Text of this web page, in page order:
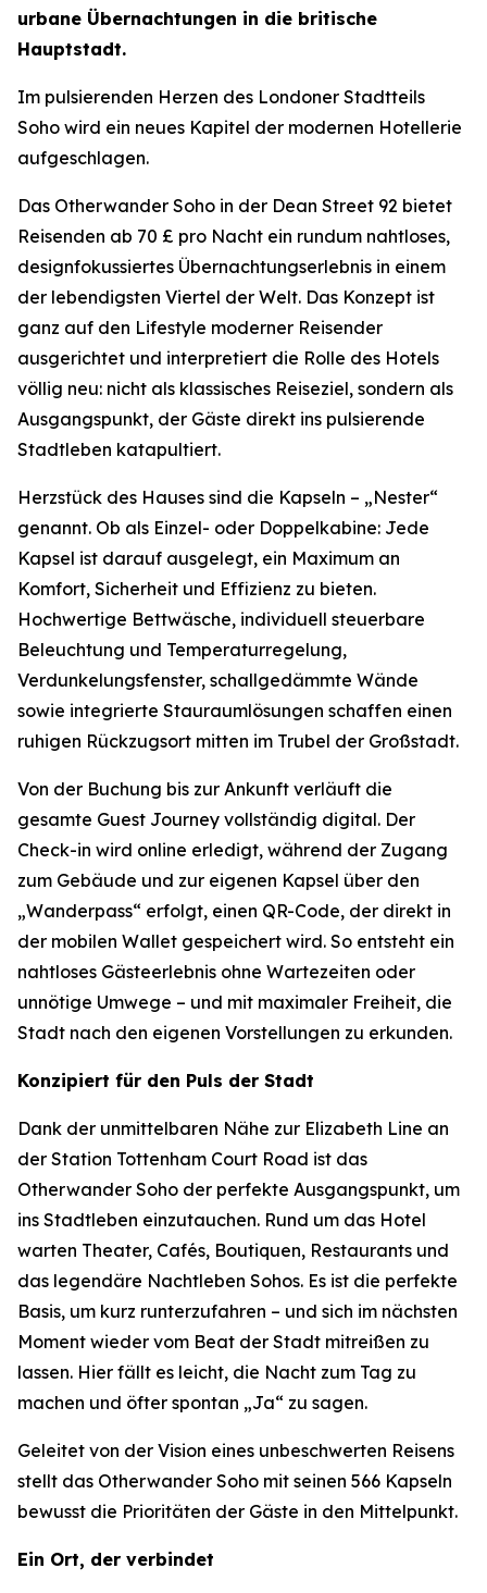
urbane Übernachtungen in die britische
Hauptstadt.
Im pulsierenden Herzen des Londoner Stadtteils
Soho wird ein neues Kapitel der modernen Hotellerie
aufgeschlagen.
Das Otherwander Soho in der Dean Street 92 bietet
Reisenden ab 70 £ pro Nacht ein rundum nahtloses,
designfokussiertes Übernachtungserlebnis in einem
der lebendigsten Viertel der Welt. Das Konzept ist
ganz auf den Lifestyle moderner Reisender
ausgerichtet und interpretiert die Rolle des Hotels
völlig neu: nicht als klassisches Reiseziel, sondern als
Ausgangspunkt, der Gäste direkt ins pulsierende
Stadtleben katapultiert.
Herzstück des Hauses sind die Kapseln – „Nester“
genannt. Ob als Einzel- oder Doppelkabine: Jede
Kapsel ist darauf ausgelegt, ein Maximum an
Komfort, Sicherheit und Effizienz zu bieten.
Hochwertige Bettwäsche, individuell steuerbare
Beleuchtung und Temperaturregelung,
Verdunkelungsfenster, schallgedämmte Wände
sowie integrierte Stauraumlösungen schaffen einen
ruhigen Rückzugsort mitten im Trubel der Großstadt.
Von der Buchung bis zur Ankunft verläuft die
gesamte Guest Journey vollständig digital. Der
Check-in wird online erledigt, während der Zugang
zum Gebäude und zur eigenen Kapsel über den
„Wanderpass“ erfolgt, einen QR-Code, der direkt in
der mobilen Wallet gespeichert wird. So entsteht ein
nahtloses Gästeerlebnis ohne Wartezeiten oder
unnötige Umwege – und mit maximaler Freiheit, die
Stadt nach den eigenen Vorstellungen zu erkunden.
Konzipiert für den Puls der Stadt
Dank der unmittelbaren Nähe zur Elizabeth Line an
der Station Tottenham Court Road ist das
Otherwander Soho der perfekte Ausgangspunkt, um
ins Stadtleben einzutauchen. Rund um das Hotel
warten Theater, Cafés, Boutiquen, Restaurants und
das legendäre Nachtleben Sohos. Es ist die perfekte
Basis, um kurz runterzufahren – und sich im nächsten
Moment wieder vom Beat der Stadt mitreißen zu
lassen. Hier fällt es leicht, die Nacht zum Tag zu
machen und öfter spontan „Ja“ zu sagen.
Geleitet von der Vision eines unbeschwerten Reisens
stellt das Otherwander Soho mit seinen 566 Kapseln
bewusst die Prioritäten der Gäste in den Mittelpunkt.
Ein Ort, der verbindet